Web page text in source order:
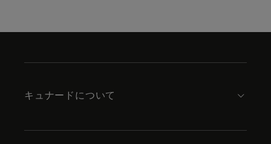
キュナードについて